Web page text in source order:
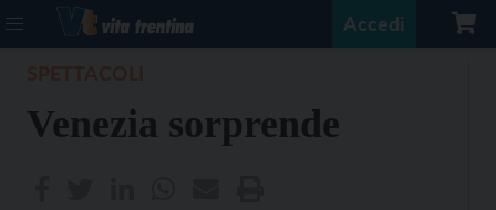
Accedi
Venezia sorprende